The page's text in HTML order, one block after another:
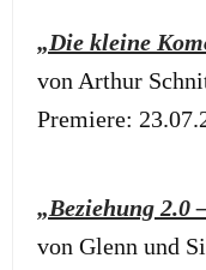
„Die kleine
von Arthur
Premiere:
„Beziehung 2.0
von Glenn und